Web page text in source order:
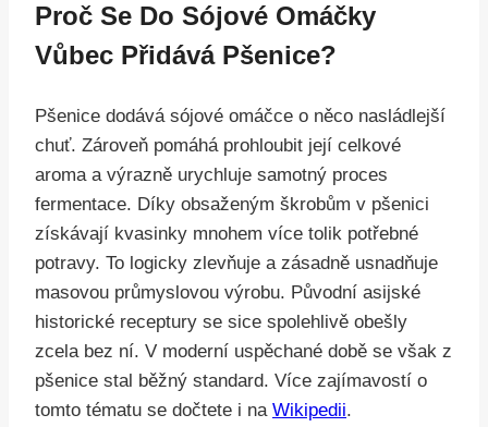
Proč Se Do Sójové Omáčky
Vůbec Přidává Pšenice?
Pšenice dodává sójové omáčce o něco nasládlejší
chuť. Zároveň pomáhá prohloubit její celkové
aroma a výrazně urychluje samotný proces
fermentace. Díky obsaženým škrobům v pšenici
získávají kvasinky mnohem více tolik potřebné
potravy. To logicky zlevňuje a zásadně usnadňuje
masovou průmyslovou výrobu. Původní asijské
historické receptury se sice spolehlivě obešly
zcela bez ní. V moderní uspěchané době se však z
pšenice stal běžný standard. Více zajímavostí o
tomto tématu se dočtete i na Wikipedii.